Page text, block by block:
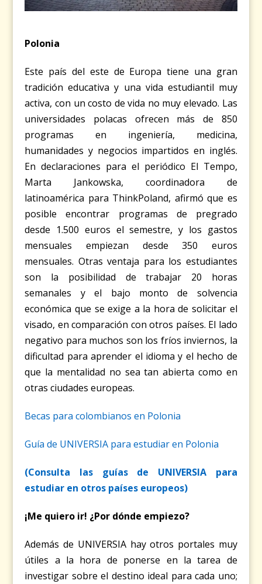
Polonia
Este país del este de Europa tiene una gran
tradición educativa y una vida estudiantil muy
activa, con un costo de vida no muy elevado. Las
universidades polacas ofrecen más de 850
programas en ingeniería, medicina,
humanidades y negocios impartidos en inglés.
En declaraciones para el periódico El Tempo,
Marta Jankowska, coordinadora de
latinoamérica para ThinkPoland, afirmó que es
posible encontrar programas de pregrado
desde 1.500 euros el semestre, y los gastos
mensuales empiezan desde 350 euros
mensuales. Otras ventaja para los estudiantes
son la posibilidad de trabajar 20 horas
semanales y el bajo monto de solvencia
económica que se exige a la hora de solicitar el
visado, en comparación con otros países. El lado
negativo para muchos son los fríos inviernos, la
dificultad para aprender el idioma y el hecho de
que la mentalidad no sea tan abierta como en
otras ciudades europeas.
Becas para colombianos en Polonia
Guía de UNIVERSIA para estudiar en Polonia
(Consulta las guías de UNIVERSIA para
estudiar en otros países europeos)
¡Me quiero ir! ¿Por dónde empiezo?
Además de UNIVERSIA hay otros portales muy
útiles a la hora de ponerse en la tarea de
investigar sobre el destino ideal para cada uno;